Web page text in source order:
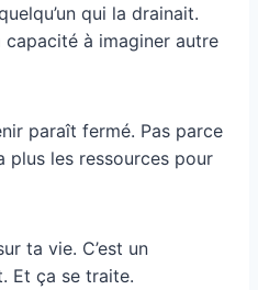
qui la drainait.
à imaginer autre
paraît fermé. Pas parce
plus les ressources pour
ta vie. C’est un
Et ça se traite.